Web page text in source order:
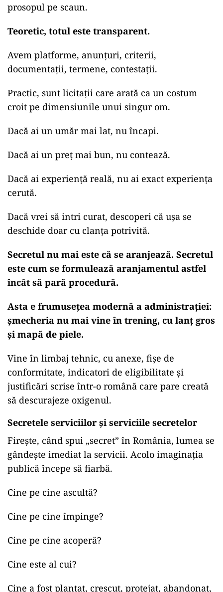
prosopul pe scaun.
Teoretic, totul este transparent.
Avem platforme, anunțuri, criterii,
documentații, termene, contestații.
Practic, sunt licitații care arată ca un costum
croit pe dimensiunile unui singur om.
Dacă ai un umăr mai lat, nu încapi.
Dacă ai un preț mai bun, nu contează.
Dacă ai experiență reală, nu ai exact experiența
cerută.
Dacă vrei să intri curat, descoperi că ușa se
deschide doar cu clanța potrivită.
Secretul nu mai este că se aranjează. Secretul
este cum se formulează aranjamentul astfel
încât să pară procedură.
Asta e frumusețea modernă a administrației:
șmecheria nu mai vine în trening, cu lanț gros
și mapă de piele.
Vine în limbaj tehnic, cu anexe, fișe de
conformitate, indicatori de eligibilitate și
justificări scrise într-o română care pare creată
să descurajeze oxigenul.
Secretele serviciilor și serviciile secretelor
Firește, când spui „secret” în România, lumea se
gândește imediat la servicii. Acolo imaginația
publică începe să fiarbă.
Cine pe cine ascultă?
Cine pe cine împinge?
Cine pe cine acoperă?
Cine este al cui?
Cine a fost plantat, crescut, protejat, abandonat,